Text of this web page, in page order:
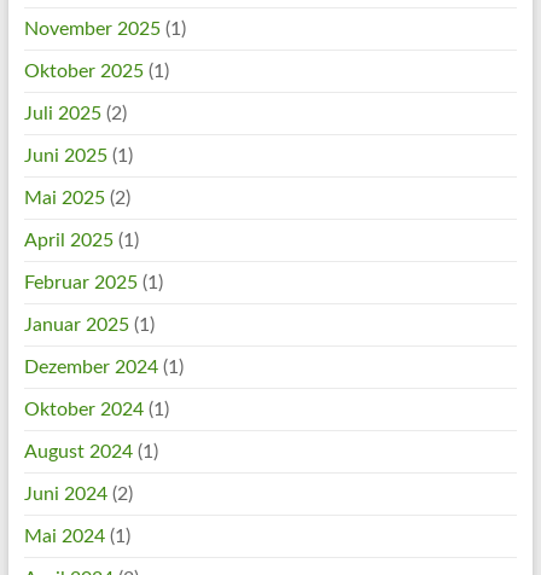
November 2025(1)
Oktober 2025(1)
Juli 2025(2)
Juni 2025(1)
Mai 2025(2)
April 2025(1)
Februar 2025(1)
Januar 2025(1)
Dezember 2024(1)
Oktober 2024(1)
August 2024(1)
Juni 2024(2)
Mai 2024(1)